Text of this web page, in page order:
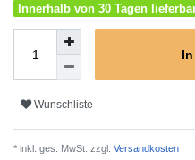
Innerhalb von 30 Tagen
Wunschliste
* inkl. ges. MwSt. zzgl. Versandkosten